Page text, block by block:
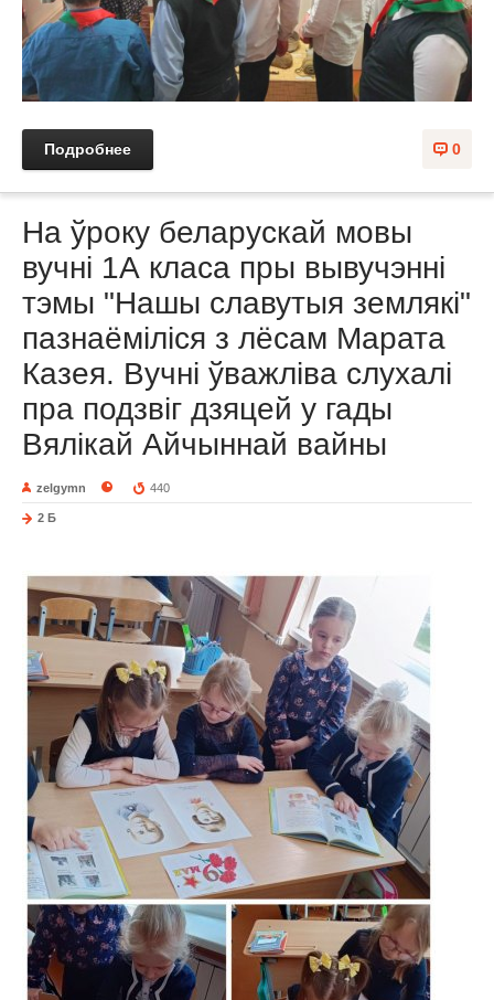
0
Подробнее
На ўроку беларускай мовы
вучні 1А класа пры вывучэнні
тэмы "Нашы славутыя землякі"
пазнаёміліся з лёсам Марата
Казея. Вучні ўважліва слухалі
пра подзвіг дзяцей у гады
Вялікай Айчыннай вайны
zelgymn 440
2 Б